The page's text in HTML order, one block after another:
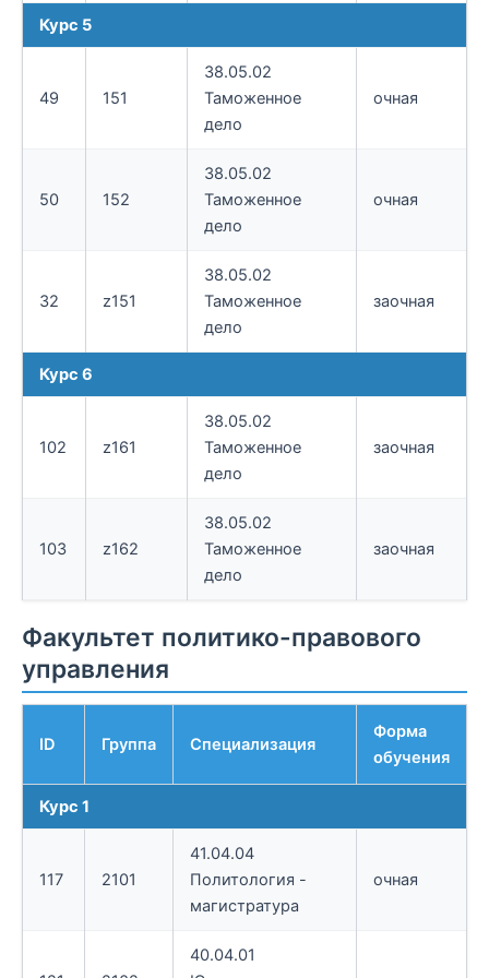
Курс 5
49 151
38.05.02
Таможенное
дело
очная
50 152
38.05.02
Таможенное
дело
очная
32 z151
38.05.02
Таможенное
дело
заочная
Курс 6
102 z161
38.05.02
Таможенное
дело
заочная
103 z162
38.05.02
Таможенное
дело
заочная
Факультет политико-правового
управления
ID Группа Специализация
Форма
обучения
Курс 1
117 2101
41.04.04
Политология -
магистратура
очная
40.04.01